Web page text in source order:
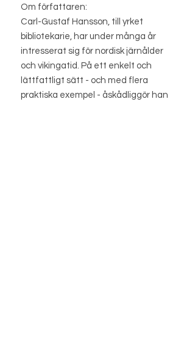
Om författaren:
Carl-Gustaf Hansson, till yrket
bibliotekarie, har under många år
intresserat sig för nordisk järnålder
och vikingatid. På ett enkelt och
lättfattligt sätt - och med flera
praktiska exempel - åskådliggör han